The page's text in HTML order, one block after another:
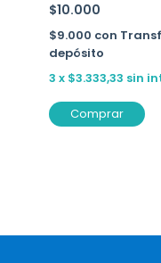
$10.000
$9.000 con
depósito
3 x $3.333,33 sin
Comprar